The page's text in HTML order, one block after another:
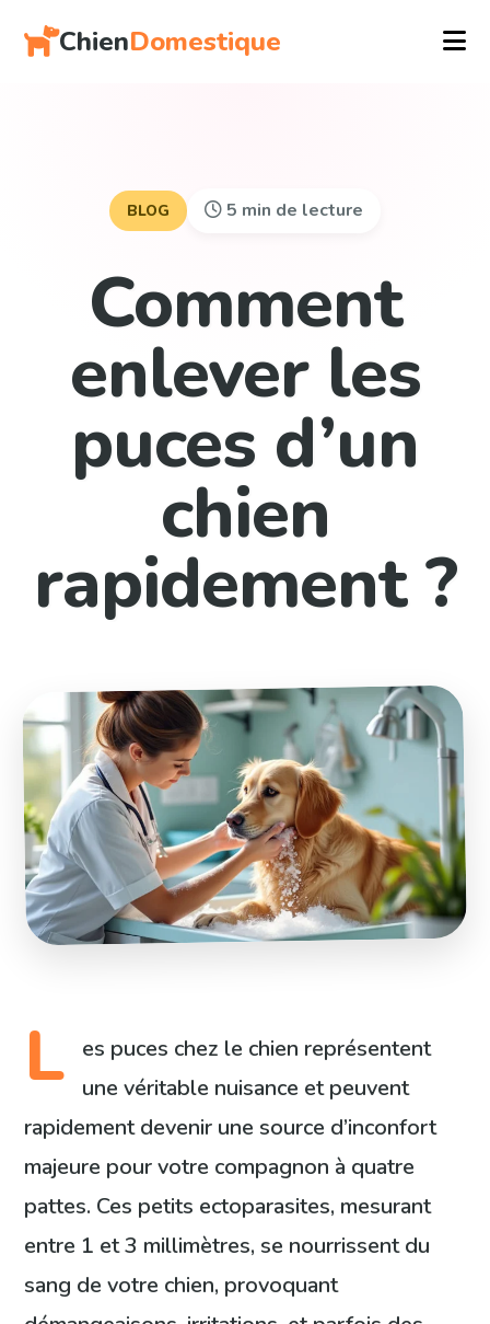
ChienDomestique
BLOG 5 min de lecture
Comment
enlever les
puces d’un
chien
rapidement ?
L
es puces chez le chien représentent
une véritable nuisance et peuvent
rapidement devenir une source d’inconfort
majeure pour votre compagnon à quatre
pattes. Ces petits ectoparasites, mesurant
entre 1 et 3 millimètres, se nourrissent du
sang de votre chien, provoquant